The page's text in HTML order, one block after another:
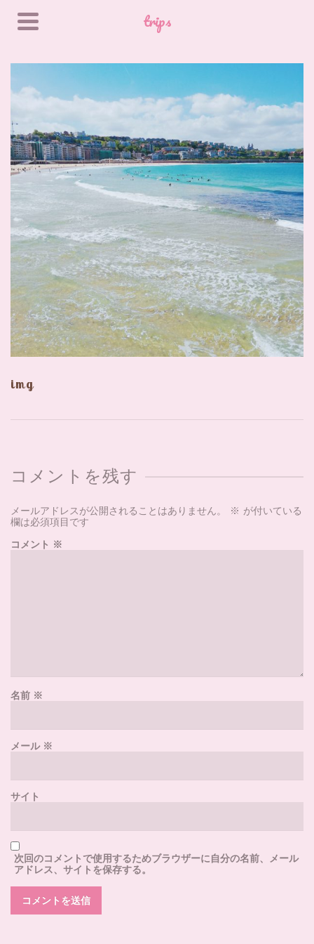
trips
img
コメントを残す
メールアドレスが公開されることはありません。 ※ が付いている
欄は必須項目です
コメント ※
名前 ※
メール※
サイト
次回のコメントで使用するためブラウザーに自分の名前、メール
アドレス、サイトを保存する。